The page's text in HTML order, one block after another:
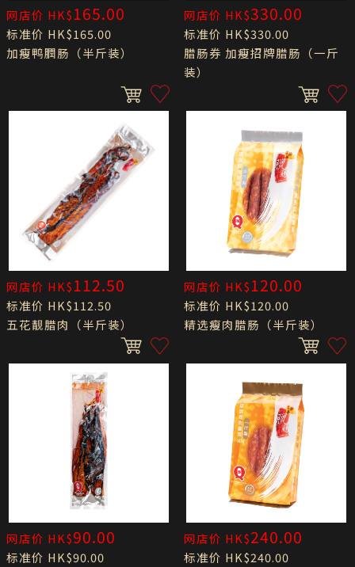
网店价 HK$165.00
标准价 HK$165.00
加瘦鸭膶肠（半斤装）
网店价 HK$330.00
标准价 HK$330.00
腊肠券 加瘦招牌腊肠（一斤
装）
网店价 HK$112.50
标准价 HK$112.50
五花靓腊肉（半斤装）
网店价 HK$120.00
标准价 HK$120.00
精选瘦肉腊肠（半斤装）
网店价 HK$90.00
标准价 HK$90.00
网店价 HK$240.00
标准价 HK$240.00